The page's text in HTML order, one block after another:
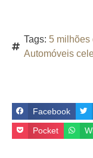
Tags: 5 milhões
Automóveis
Facebook
Pocket